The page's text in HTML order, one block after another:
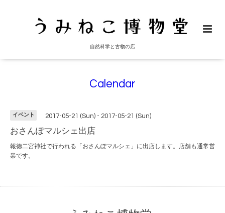
自然科学と古物の店
Calendar
イベント 2017-05-21 (Sun) - 2017-05-21 (Sun)
おさんぽマルシェ出店
報徳二宮神社で行われる「おさんぽマルシェ」に出店します。店舗も通常営
業です。